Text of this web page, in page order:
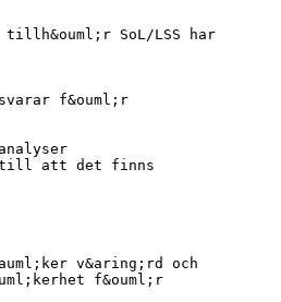
tillh&ouml;r SoL/LSS har
f&ouml;r
till att det finns
v&aring;rd och
f&ouml;r